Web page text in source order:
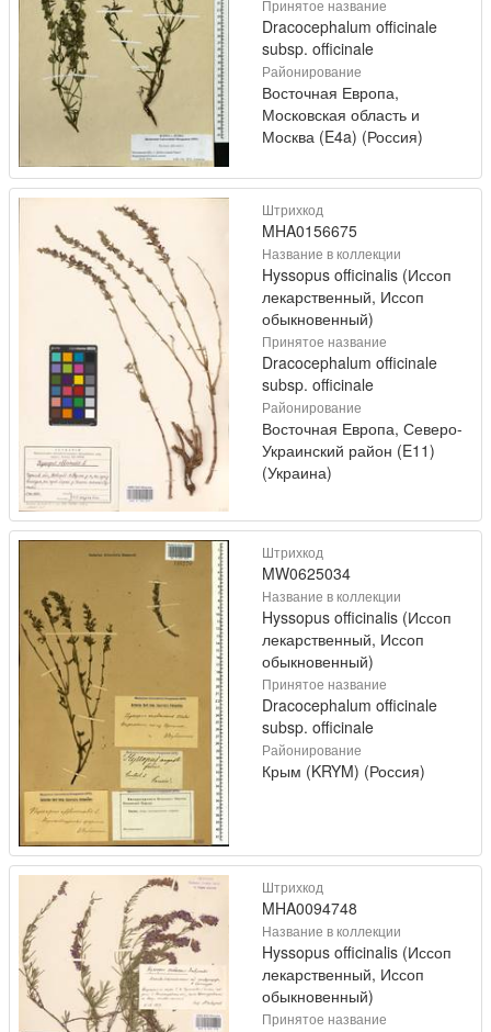
Принятое название
Dracocephalum officinale
subsp. officinale
Районирование
Восточная Европа,
Московская область и
Москва (E4a) (Россия)
Штрихкод
MHA0156675
Название в коллекции
Hyssopus officinalis (Иссоп
лекарственный, Иссоп
обыкновенный)
Принятое название
Dracocephalum officinale
subsp. officinale
Районирование
Восточная Европа, Северо-
Украинский район (E11)
(Украина)
Штрихкод
MW0625034
Название в коллекции
Hyssopus officinalis (Иссоп
лекарственный, Иссоп
обыкновенный)
Принятое название
Dracocephalum officinale
subsp. officinale
Районирование
Крым (KRYM) (Россия)
Штрихкод
MHA0094748
Название в коллекции
Hyssopus officinalis (Иссоп
лекарственный, Иссоп
обыкновенный)
Принятое название